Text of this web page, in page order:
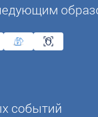
событий